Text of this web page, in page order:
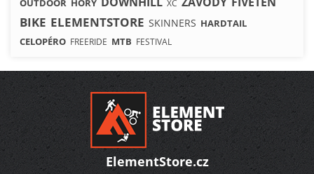
OUTDOOR HORY XC
BIKE ELEMENTSTORE SKINNERS HARDTAIL
CELOPÉRO FREERIDE MTB FESTIVAL
ElementStore.cz